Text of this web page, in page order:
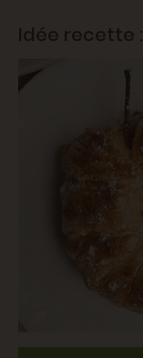
Idée recette